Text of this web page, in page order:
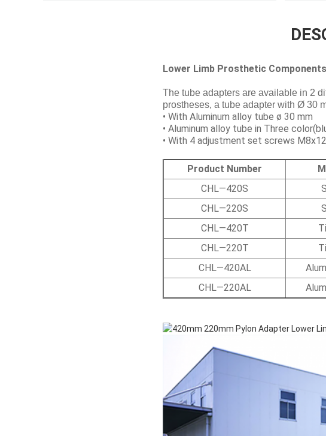
Lower Limb Prosthetic
The tube adapters are available in 2
prostheses, a tube adapter with Ø 30
• With Aluminum alloy tube ø 30 mm
• Aluminum alloy tube in Three
• With 4 adjustment set screws
Product Number
CHL—420S
CHL—220S
CHL—420T
CHL—220T
CHL—420AL
CHL—220AL